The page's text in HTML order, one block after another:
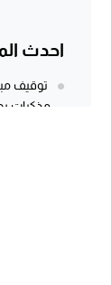
احدث
توقيف
مذكرات